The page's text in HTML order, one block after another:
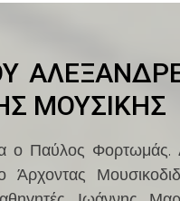
ΜΟΥΣΙΚΗΣ
Παύλος Φορτωμάς.